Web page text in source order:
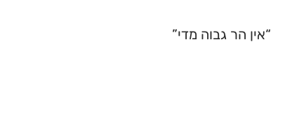
“אין הר גבוה מדי”